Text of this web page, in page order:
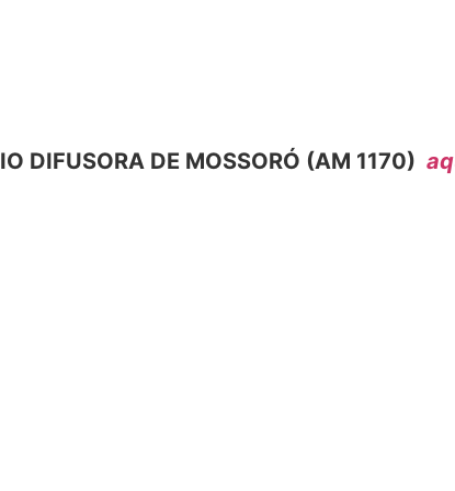
DIFUSORA DE MOSSORÓ (AM 1170)